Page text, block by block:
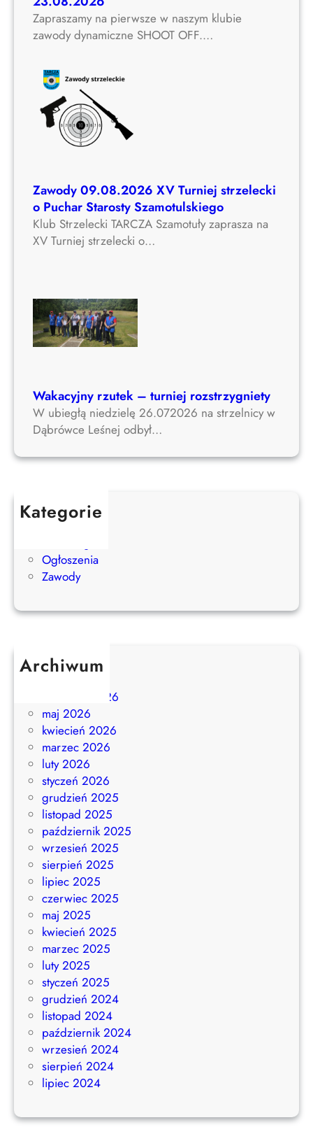
Zapraszamy na pierwsze w naszym klubie
zawody dynamiczne SHOOT OFF.…
Zawody 09.08.2026 XV Turniej strzelecki
o Puchar Starosty Szamotulskiego
Klub Strzelecki TARCZA Szamotuły zaprasza na
XV Turniej strzelecki o…
Wakacyjny rzutek – turniej rozstrzygniety
W ubiegłą niedzielę 26.072026 na strzelnicy w
Dąbrówce Leśnej odbył…
Kategorie
Aktualności
Ogłoszenia
Zawody
Archiwum
czerwiec 2026
maj 2026
kwiecień 2026
marzec 2026
luty 2026
styczeń 2026
grudzień 2025
listopad 2025
październik 2025
wrzesień 2025
sierpień 2025
lipiec 2025
czerwiec 2025
maj 2025
kwiecień 2025
marzec 2025
luty 2025
styczeń 2025
grudzień 2024
listopad 2024
październik 2024
wrzesień 2024
sierpień 2024
lipiec 2024